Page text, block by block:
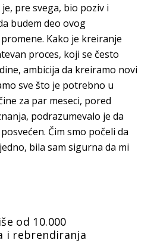
pre svega, bio poziv i
budem deo ovog
Kako je kreiranje
proces, koji se često
ambicija da kreiramo novi
sve što je potrebno u
za par meseci, pored
podrazumevalo je da
Čim smo počeli da
bila sam sigurna da mi
od 10.000
i rebrendiranja